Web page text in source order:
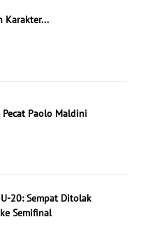
Karakter...
Paolo Maldini
20: Sempat Ditolak
Semifinal